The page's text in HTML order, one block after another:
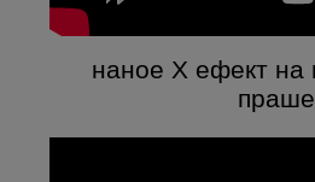
наное X ефект на